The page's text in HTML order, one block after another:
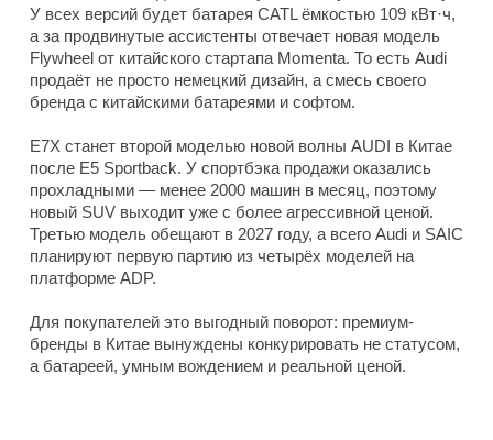
У всех версий будет батарея CATL ёмкостью 109 кВт·ч,
а за продвинутые ассистенты отвечает новая модель
Flywheel от китайского стартапа Momenta. То есть Audi
продаёт не просто немецкий дизайн, а смесь своего
бренда с китайскими батареями и софтом.
E7X станет второй моделью новой волны AUDI в Китае
после E5 Sportback. У спортбэка продажи оказались
прохладными — менее 2000 машин в месяц, поэтому
новый SUV выходит уже с более агрессивной ценой.
Третью модель обещают в 2027 году, а всего Audi и SAIC
планируют первую партию из четырёх моделей на
платформе ADP.
Для покупателей это выгодный поворот: премиум-
бренды в Китае вынуждены конкурировать не статусом,
а батареей, умным вождением и реальной ценой.